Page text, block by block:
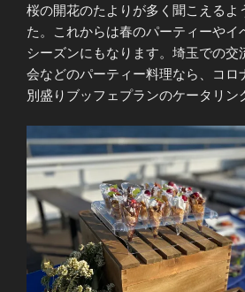
桜の開花のたよりが多く聞こえるよ
た。これからは春のパーティーやイ
シーズンにもなります。埼玉での交
会などのパーティー料理なら、コロ
別盛りブッフェプランのケータリン